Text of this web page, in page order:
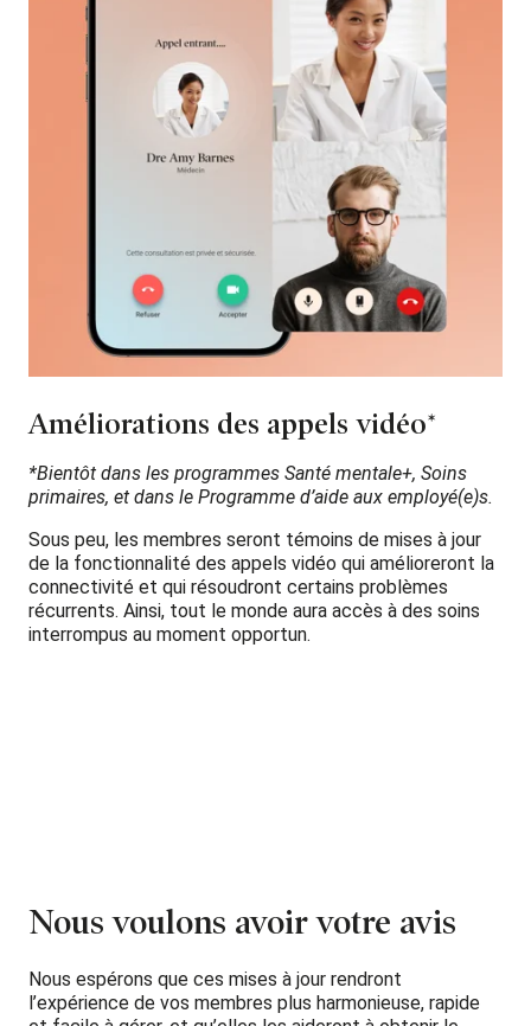
Améliorations des appels vidéo*
*Bientôt dans les programmes Santé mentale+, Soins
primaires, et dans le Programme d’aide aux employé(e)s.
Sous peu, les membres seront témoins de mises à jour
de la fonctionnalité des appels vidéo qui amélioreront la
connectivité et qui résoudront certains problèmes
récurrents. Ainsi, tout le monde aura accès à des soins
interrompus au moment opportun.
Nous voulons avoir votre avis
Nous espérons que ces mises à jour rendront
l’expérience de vos membres plus harmonieuse, rapide